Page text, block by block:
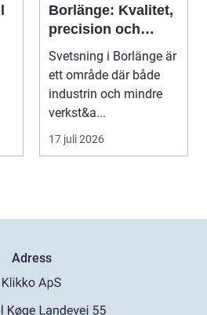
Borlänge: Kvalitet,
precision och
hållbara
konstruktioner
Svetsning i Borlänge är
ett område där både
industrin och mindre
verkst&a...
17 juli 2026
Adress